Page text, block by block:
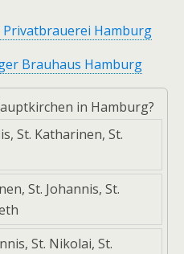
Hamburg
Brauhaus Hamburg
in Hamburg?
St. Katharinen, St.
St. Johannis, St.
St. Nikolai, St.